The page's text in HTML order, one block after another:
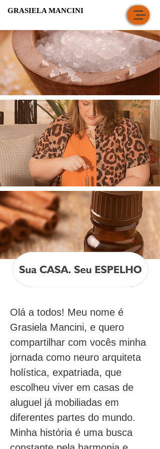
GRASIELA MANCINI
Olá a todos! Meu nome é
Grasiela Mancini, e quero
compartilhar com vocês minha
jornada como neuro arquiteta
holística, expatriada, que
escolheu viver em casas de
aluguel já mobiliadas em
diferentes partes do mundo.
Minha história é uma busca